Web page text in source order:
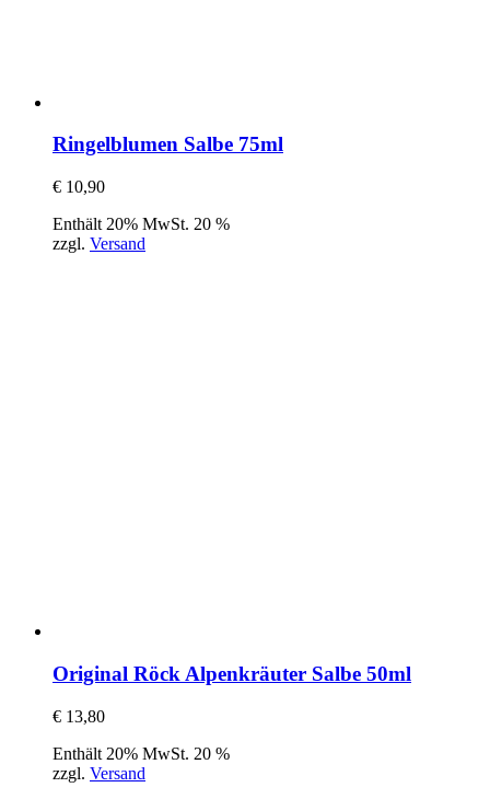
Ringelblumen Salbe 75ml
€ 10,90
Enthält 20% MwSt. 20 %
zzgl. Versand
Original Röck Alpenkräuter Salbe 50ml
€ 13,80
Enthält 20% MwSt. 20 %
zzgl. Versand